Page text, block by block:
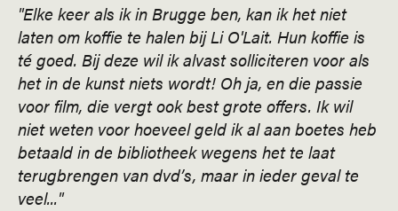
"Elke keer als ik in Brugge ben, kan ik het niet
laten om koffie te halen bij Li O'Lait. Hun koffie is
té goed. Bij deze wil ik alvast solliciteren voor als
het in de kunst niets wordt! Oh ja, en die passie
voor film, die vergt ook best grote offers. Ik wil
niet weten voor hoeveel geld ik al aan boetes heb
betaald in de bibliotheek wegens het te laat
terugbrengen van dvd’s, maar in ieder geval te
veel..."